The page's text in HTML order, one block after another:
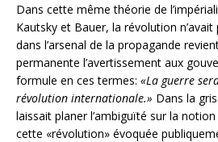
Dans cette même théorie de
Kautsky et Bauer, la révolution n’avait
dans l’arsenal de la propagande
permanente l’avertissement aux
formule en ces termes: «La guerre
révolution internationale.» Dans la
laissait planer l’ambiguïté sur la
cette «révolution» évoquée